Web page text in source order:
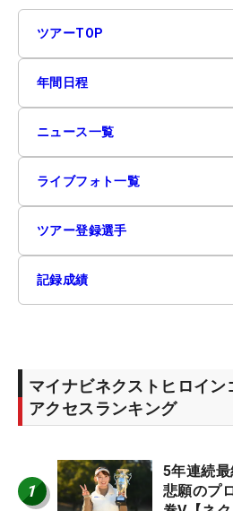
ツアーTOP
年間日程
ニュース一覧
ライブフォト一覧
ツアー登録選手
記録成績
マイナビネクストヒロイン
アクセスランキング
1
5年連続
悲願のプ